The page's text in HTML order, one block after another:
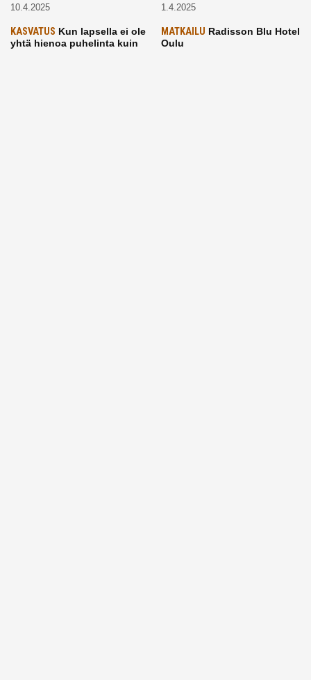
10.4.2025 1.4.2025
KASVATUS Kun lapsella ei ole
yhtä hienoa puhelinta kuin
MATKAILU Radisson Blu Hotel
Oulu